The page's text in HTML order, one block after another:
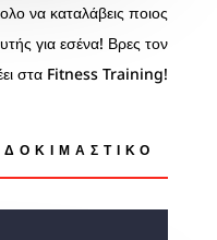
να καταλάβεις ποιος
για εσένα! Βρες τον
στα Fitness Training!